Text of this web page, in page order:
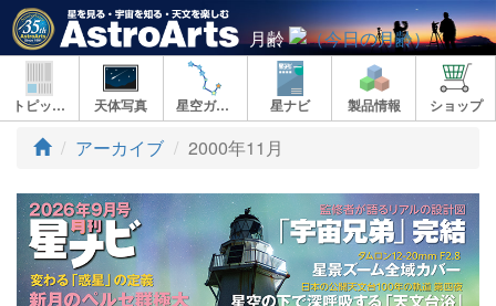
月齢
トピックス 天体写真 星空ガイド 星ナビ 製品情報 ショップ
アーカイブ 2000年11月